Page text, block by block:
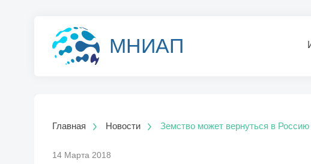
МНИАП
Главная Новости Земство может вернуться в
14 Марта 2018